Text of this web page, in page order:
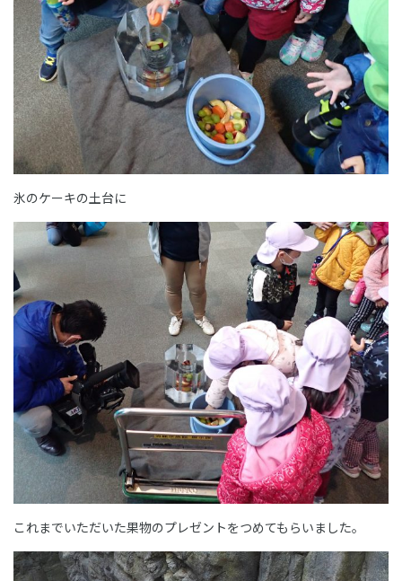
氷のケーキの土台に
これまでいただいた果物のプレゼントをつめてもらいました。